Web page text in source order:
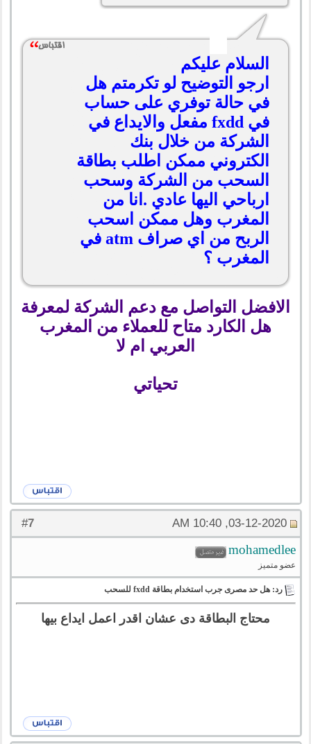
السلام عليكم
ارجو التوضيح لو تكرمتم هل
في حالة توفري على حساب
في fxdd مفعل والايداع في
الشركة من خلال بنك
الكتروني ممكن اطلب بطاقة
السحب من الشركة وسحب
ارباحي اليها عادي .انا من
المغرب وهل ممكن اسحب
الربح من اي صراف atm في
المغرب ؟
الافضل التواصل مع دعم الشركة لمعرفة
هل الكارد متاح للعملاء من المغرب
العربي ام لا
تحياتي
#
7 03-12-2020, 10:40 AM
mohamedlee
عضو متميز
رد: هل حد مصرى جرب استخدام بطاقة fxdd للسحب
محتاج البطاقة دى عشان اقدر اعمل ايداع بيها